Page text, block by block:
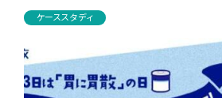
ケーススタディ